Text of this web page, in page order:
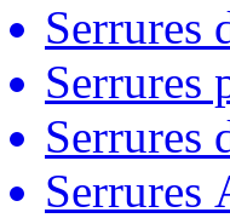
Serrures
Serrures
Serrures
Serrures